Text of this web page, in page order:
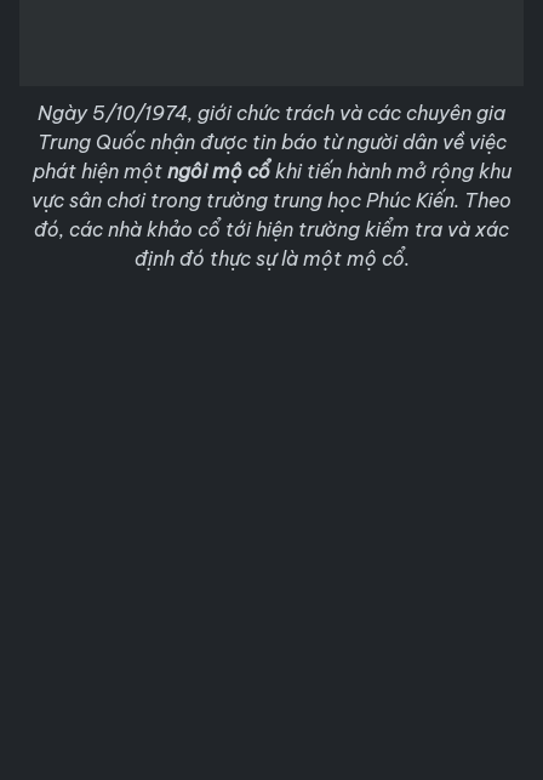
Ngày 5/10/1974, giới chức trách và các chuyên gia
Trung Quốc nhận được tin báo từ người dân về việc
phát hiện một ngôi mộ cổkhi tiến hành mở rộng khu
vực sân chơi trong trường trung học Phúc Kiến. Theo
đó, các nhà khảo cổ tới hiện trường kiểm tra và xác
định đó thực sự là một mộ cổ.